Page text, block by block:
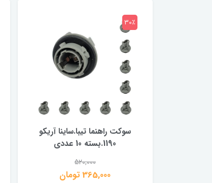
سوکت راهنما تیبا.ساینا آریکو
1190.بسته 10 عددی
520,000
365,000 تومان
30٪